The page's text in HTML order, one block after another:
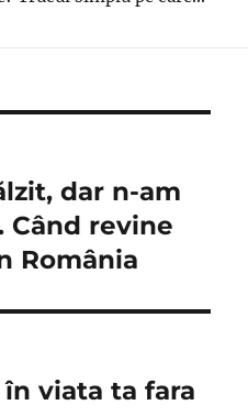
dar n-am
Când revine
România
viata ta fara